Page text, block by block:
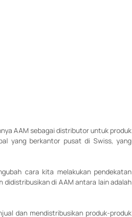
AAM sebagai distributor untuk produk
yang berkantor pusat di Swiss, yang
cara kita melakukan pendekatan
di AAM antara lain adalah
dan mendistribusikan produk-produk